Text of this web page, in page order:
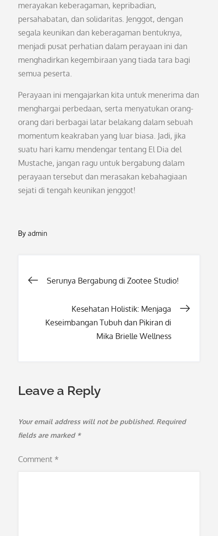
merayakan keberagaman, kepribadian,
persahabatan, dan solidaritas. Jenggot, dengan
segala keunikan dan keberagaman bentuknya,
menjadi pusat perhatian dalam perayaan ini dan
menghadirkan kegembiraan yang tiada tara bagi
semua peserta.
Perayaan ini mengajarkan kita untuk menerima dan
menghargai perbedaan, serta menyatukan orang-
orang dari berbagai latar belakang dalam sebuah
momentum keakraban yang luar biasa. Jadi, jika
suatu hari kamu mendengar tentang El Dia del
Mustache, jangan ragu untuk bergabung dalam
perayaan tersebut dan merasakan kebahagiaan
sejati di tengah keunikan jenggot!
Byadmin
Post
navigation
Serunya Bergabung di Zootee Studio!
Kesehatan Holistik: Menjaga
Keseimbangan Tubuh dan Pikiran di
Mika Brielle Wellness
Leave a Reply
Your email address will not be published. Required
fields are marked *
Comment *